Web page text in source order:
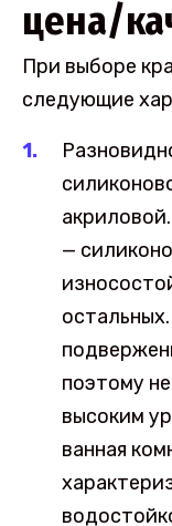
цена/
При выборе
следующие
—
поэтому
высоким
ванная